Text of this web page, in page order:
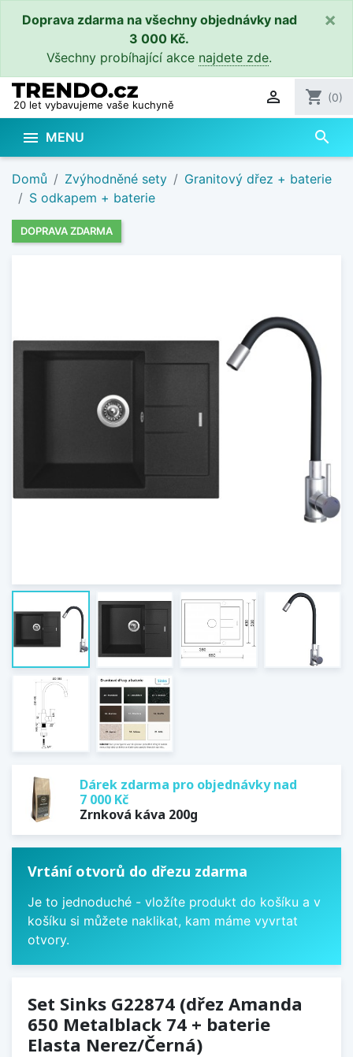
Doprava zdarma na všechny objednávky nad
3 000 Kč.
Všechny probíhající akce najdete zde.
×
20 let vybavujeme vaše kuchyně  shopping_cart (0)
 MENU search
Domů Zvýhodněné sety
Granitový dřez + baterie
S odkapem + baterie
DOPRAVA ZDARMA
Dárek zdarma pro objednávky nad
7 000 Kč
Zrnková káva 200g
Vrtání otvorů do dřezu zdarma
Je to jednoduché - vložíte produkt do košíku a v
košíku si můžete naklikat, kam máme vyvrtat
otvory.
Set Sinks G22874 (dřez Amanda
650 Metalblack 74 + baterie
Elasta Nerez/Černá)